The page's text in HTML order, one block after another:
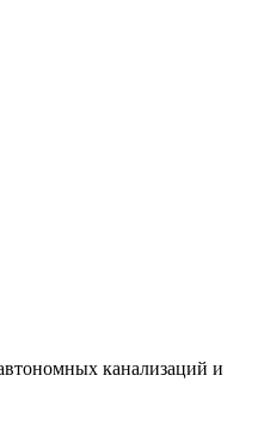
канализаций и